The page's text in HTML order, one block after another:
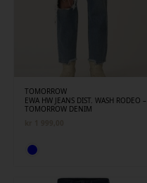
TOMORROW
EWA HW JEANS DIST. WASH RODEO –
TOMORROW DENIM